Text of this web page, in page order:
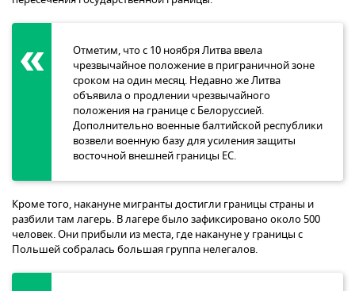
Отметим, что с 10 ноября Литва ввела
чрезвычайное положение в приграничной зоне
сроком на один месяц. Недавно же Литва
объявила о продлении чрезвычайного
положения на границе с Белоруссией.
Дополнительно военные балтийской республики
возвели военную базу для усиления защиты
восточной внешней границы ЕС.
Кроме того, накануне мигранты достигли границы страны и
разбили там лагерь. В лагере было зафиксировано около 500
человек. Они прибыли из места, где накануне у границы с
Польшей собралась большая группа нелегалов.